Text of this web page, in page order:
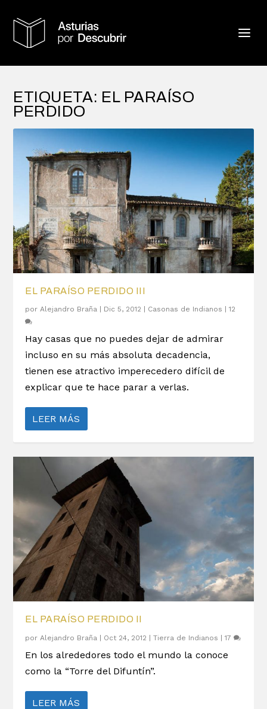
ETIQUETA: EL PARAÍSO
PERDIDO
EL PARAÍSO PERDIDO III
por Alejandro Braña | Dic 5, 2012 | Casonas de Indianos |12
Hay casas que no puedes dejar de admirar
incluso en su más absoluta decadencia,
tienen ese atractivo imperecedero difícil de
explicar que te hace parar a verlas.
LEER MÁS
EL PARAÍSO PERDIDO II
por Alejandro Braña | Oct 24, 2012 |Tierra de Indianos |17
En los alrededores todo el mundo la conoce
como la “Torre del Difuntín”.
LEER MÁS